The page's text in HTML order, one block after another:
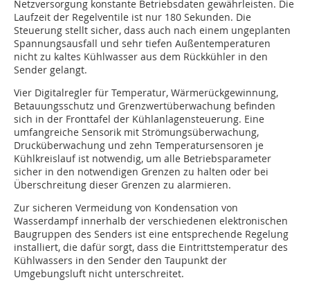
Netzversorgung konstante Betriebsdaten gewährleisten. Die
Laufzeit der Regelventile ist nur 180 Sekunden. Die
Steuerung stellt sicher, dass auch nach einem ungeplanten
Spannungsausfall und sehr tiefen Außentemperaturen
nicht zu kaltes Kühlwasser aus dem Rückkühler in den
Sender gelangt.
Vier Digitalregler für Temperatur, Wärmerückgewinnung,
Betauungsschutz und Grenzwertüberwachung befinden
sich in der Fronttafel der Kühlanlagensteuerung. Eine
umfangreiche Sensorik mit Strömungsüberwachung,
Drucküberwachung und zehn Temperatursensoren je
Kühlkreislauf ist notwendig, um alle Betriebsparameter
sicher in den notwendigen Grenzen zu halten oder bei
Überschreitung dieser Grenzen zu alarmieren.
Zur sicheren Vermeidung von Kondensation von
Wasserdampf innerhalb der verschiedenen elektronischen
Baugruppen des Senders ist eine entsprechende Regelung
installiert, die dafür sorgt, dass die Eintrittstemperatur des
Kühlwassers in den Sender den Taupunkt der
Umgebungsluft nicht unterschreitet.